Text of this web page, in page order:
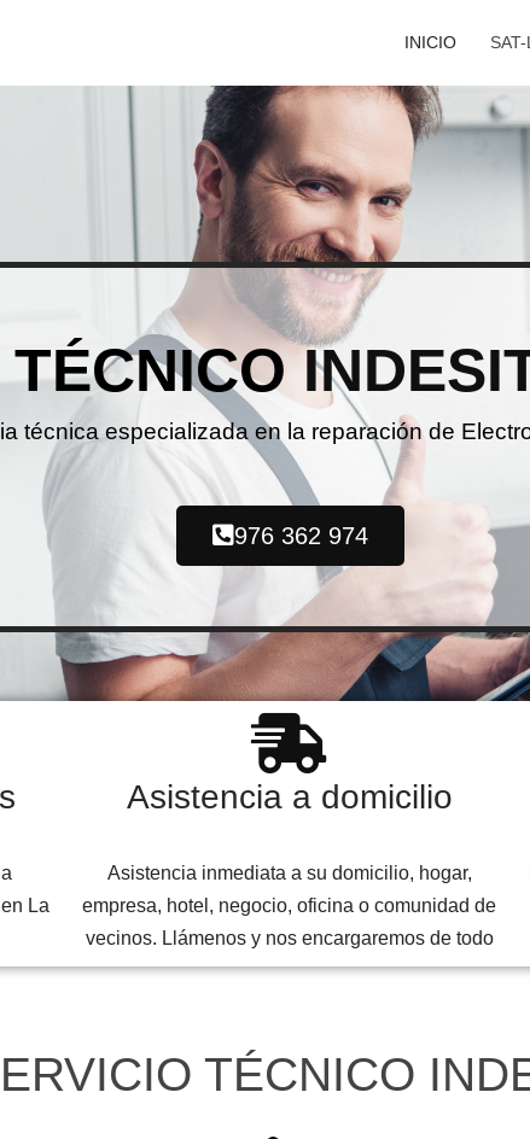
INICIO
técnica especializada en la reparación de
976 362 974
La
Asistencia a domicilio
Asistencia inmediata a su domicilio, hogar,
empresa, hotel, negocio, oficina o comunidad de
vecinos. Llámenos y nos encargaremos de todo
TÉCNICO